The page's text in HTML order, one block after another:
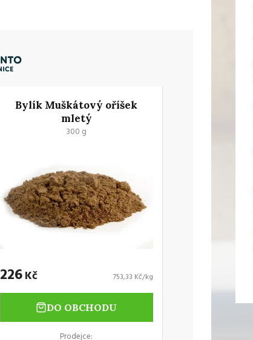
Bylík Muškátový oříšek
mletý
300 g
226Kč 753,33 Kč/kg
DO OBCHODU
Prodejce: